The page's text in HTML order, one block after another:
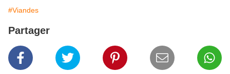
#Viandes
Partager